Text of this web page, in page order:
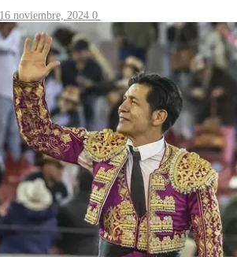
16 noviembre, 2024 0